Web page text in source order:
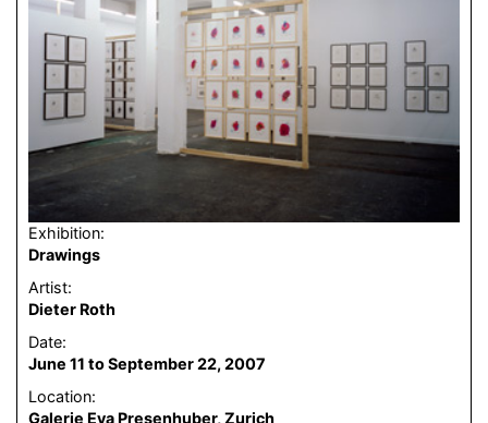
Exhibition:
Drawings
Artist:
Dieter Roth
Date:
June 11 to September 22, 2007
Location:
Galerie Eva Presenhuber, Zurich